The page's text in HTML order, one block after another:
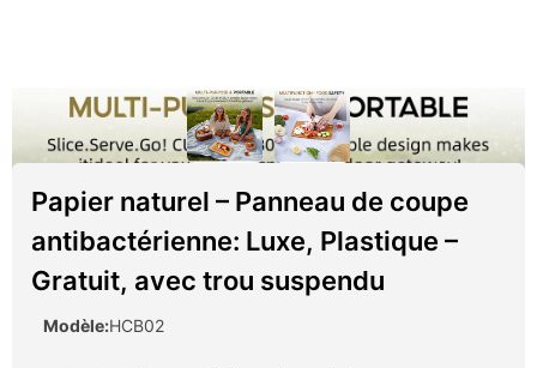
Papier naturel – Panneau de coupe
antibactérienne: Luxe, Plastique –
Gratuit, avec trou suspendu
Modèle:HCB02